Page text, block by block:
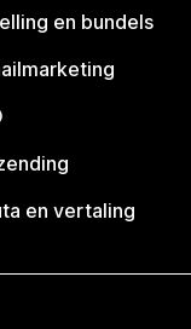
en bundels
en vertaling